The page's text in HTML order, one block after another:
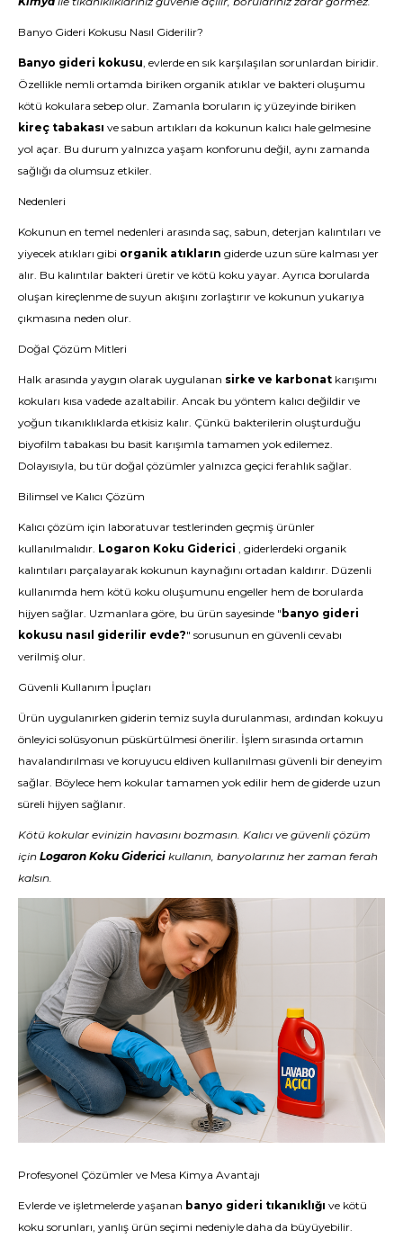
Banyo Gideri Kokusu Nasıl Giderilir?
Banyo gideri kokusu, evlerde en sık karşılaşılan sorunlardan biridir.
Özellikle nemli ortamda biriken organik atıklar ve bakteri oluşumu
kötü kokulara sebep olur. Zamanla boruların iç yüzeyinde biriken
kireç tabakası ve sabun artıkları da kokunun kalıcı hale gelmesine
yol açar. Bu durum yalnızca yaşam konforunu değil, aynı zamanda
sağlığı da olumsuz etkiler.
Nedenleri
Kokunun en temel nedenleri arasında saç, sabun, deterjan kalıntıları ve
yiyecek atıkları gibi organik atıkların giderde uzun süre kalması yer
alır. Bu kalıntılar bakteri üretir ve kötü koku yayar. Ayrıca borularda
oluşan kireçlenme de suyun akışını zorlaştırır ve kokunun yukarıya
çıkmasına neden olur.
Doğal Çözüm Mitleri
Halk arasında yaygın olarak uygulanan sirke ve karbonat karışımı
kokuları kısa vadede azaltabilir. Ancak bu yöntem kalıcı değildir ve
yoğun tıkanıklıklarda etkisiz kalır. Çünkü bakterilerin oluşturduğu
biyofilm tabakası bu basit karışımla tamamen yok edilemez.
Dolayısıyla, bu tür doğal çözümler yalnızca geçici ferahlık sağlar.
Bilimsel ve Kalıcı Çözüm
Kalıcı çözüm için laboratuvar testlerinden geçmiş ürünler
kullanılmalıdır. Logaron Koku Giderici , giderlerdeki organik
kalıntıları parçalayarak kokunun kaynağını ortadan kaldırır. Düzenli
kullanımda hem kötü koku oluşumunu engeller hem de borularda
hijyen sağlar. Uzmanlara göre, bu ürün sayesinde " banyo gideri
kokusu nasıl giderilir evde?" sorusunun en güvenli cevabı
verilmiş olur.
Güvenli Kullanım İpuçları
Ürün uygulanırken giderin temiz suyla durulanması, ardından kokuyu
önleyici solüsyonun püskürtülmesi önerilir. İşlem sırasında ortamın
havalandırılması ve koruyucu eldiven kullanılması güvenli bir deneyim
sağlar. Böylece hem kokular tamamen yok edilir hem de giderde uzun
süreli hijyen sağlanır.
Kötü kokular evinizin havasını bozmasın. Kalıcı ve güvenli çözüm
için Logaron Koku Giderici kullanın, banyolarınız her zaman ferah
kalsın.
Profesyonel Çözümler ve Mesa Kimya Avantajı
Evlerde ve işletmelerde yaşanan banyo gideri tıkanıklığı ve kötü
koku sorunları, yanlış ürün seçimi nedeniyle daha da büyüyebilir.